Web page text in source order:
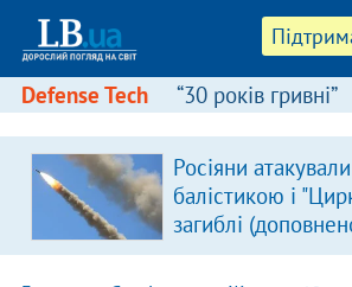
Defense Tech “30 років гривні”
Росіяни
балістикою і
загиблі